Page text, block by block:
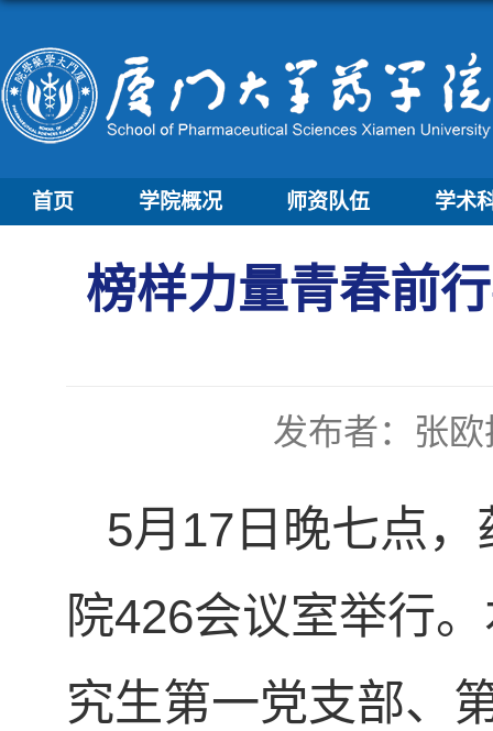
首页 学院概况 师资队伍 学术
榜样力量青春前
发布者：张欧
5月17日晚七点
院426会议室举行
究生第一党支部、